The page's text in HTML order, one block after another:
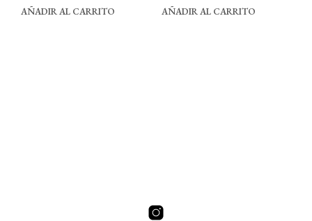
AÑADIR AL CARRITO
AÑADIR AL CARRITO